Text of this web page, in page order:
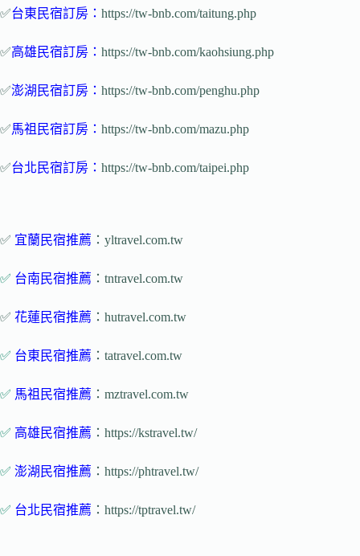
✅台東民宿訂房 ： https://tw-bnb.com/taitung.php
✅高雄民宿訂房 ： https://tw-bnb.com/kaohsiung.php
✅澎湖民宿訂房 ： https://tw-bnb.com/penghu.php
✅馬祖民宿訂房： https://tw-bnb.com/mazu.php
✅台北民宿訂房 ： https://tw-bnb.com/taipei.php
✅ 宜蘭民宿推薦 ：yltravel.com.tw
✅ 台南民宿推薦 ：tntravel.com.tw
✅ 花蓮民宿推薦 ：hutravel.com.tw
✅ 台東民宿推薦 ：tatravel.com.tw
✅ 馬祖民宿推薦 ：mztravel.com.tw
✅ 高雄民宿推薦 ：https://kstravel.tw/
✅ 澎湖民宿推薦 ：https://phtravel.tw/
✅ 台北民宿推薦 ：https://tptravel.tw/